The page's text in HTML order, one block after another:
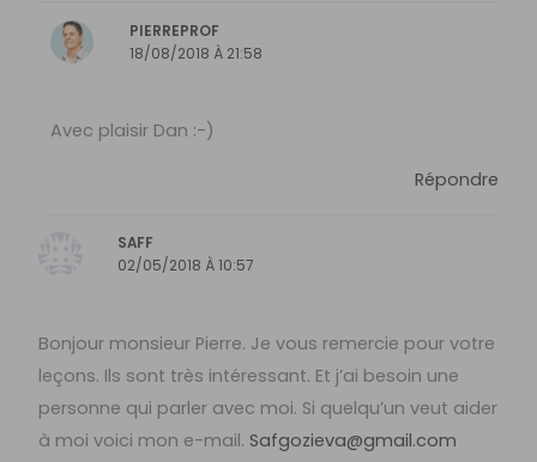
PIERREPROF
18/08/2018 À 21:58
Avec plaisir Dan :-)
Répondre
SAFF
02/05/2018 À 10:57
Bonjour monsieur Pierre. Je vous remercie pour votre
leçons. Ils sont très intéressant. Et j’ai besoin une
personne qui parler avec moi. Si quelqu’un veut aider
à moi voici mon e-mail. Safgozieva@gmail.com